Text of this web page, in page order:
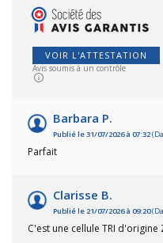
VOIR L'ATTESTATION
Avis soumis à un contrôle
Barbara P.
Publié le 31/07/2026 à 07:32
Parfait
Clarisse B.
Publié le 21/07/2026 à 09:20
C'est une cellule TRI d'origine